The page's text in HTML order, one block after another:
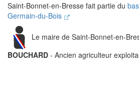
Saint-Bonnet-en-Bresse fait partie du
Germain-du-Bois
Le maire de Saint-Bonnet-en-
BOUCHARD - Ancien agriculteur